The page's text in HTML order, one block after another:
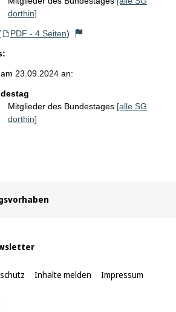
dorthin]
PDF - 4 Seiten)
23.09.2024 an:
Mitglieder des Bundestages [alle SG
dorthin]
Inhalte melden Impressum